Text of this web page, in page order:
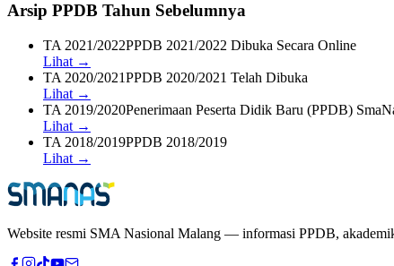
Arsip PPDB Tahun Sebelumnya
TA 2021/2022PPDB 2021/2022 Dibuka Secara Online
Lihat →
TA 2020/2021PPDB 2020/2021 Telah Dibuka
Lihat →
TA 2019/2020Penerimaan Peserta Didik Baru (PPDB)
Lihat →
TA 2018/2019PPDB 2018/2019
Lihat →
Website resmi SMA Nasional Malang — informasi PPDB,